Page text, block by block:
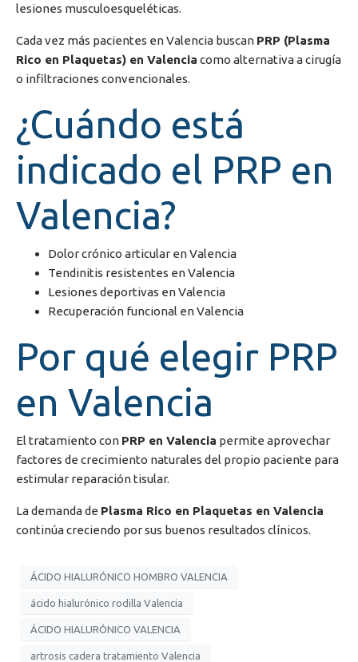
lesiones musculoesqueléticas.
Cada vez más pacientes enValencia buscan PRP (Plasma
Rico en Plaquetas) en Valencia como alternativa a cirugía
o infiltraciones convencionales.
¿Cuándo está
indicado el PRP en
Valencia?
Dolor crónico articular en Valencia
Tendinitis resistentes en Valencia
Lesiones deportivas en Valencia
Recuperación funcional en Valencia
Por qué elegir PRP
en Valencia
El tratamiento con PRP en Valencia permite aprovechar
factores de crecimiento naturales del propio paciente para
estimular reparación tisular.
La demanda de Plasma Rico en Plaquetas en Valencia
continúa creciendo por sus buenos resultados clínicos.
ÁCIDO HIALURÓNICO HOMBRO VALENCIA
ácido hialurónico rodilla Valencia
ÁCIDO HIALURÓNICO VALENCIA
artrosis cadera tratamiento Valencia